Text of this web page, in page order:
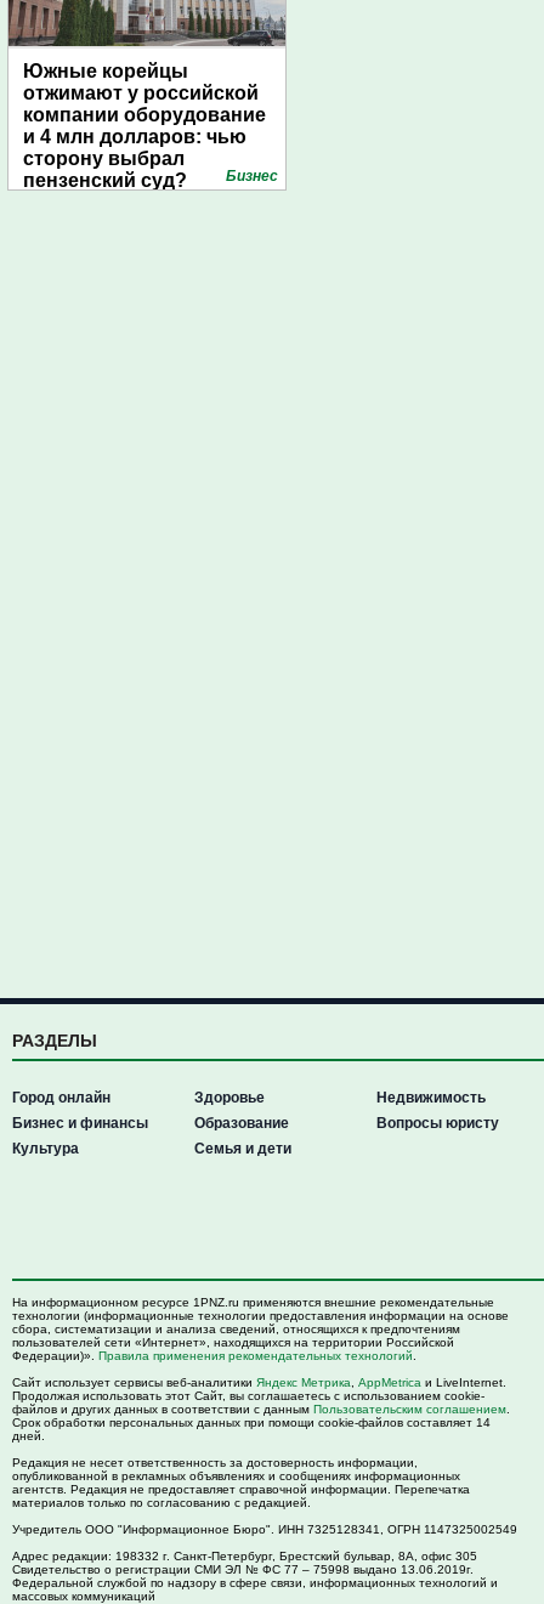
Южные корейцы
отжимают у российской
компании оборудование
и 4 млн долларов: чью
сторону выбрал
пензенский суд?
Бизнес
РАЗДЕЛЫ
Город онлайн
Бизнес и финансы
Культура
Здоровье
Образование
Семья и дети
Недвижимость
Вопросы юристу
На информационном ресурсе 1PNZ.ru применяются внешние рекомендательные
технологии (информационные технологии предоставления информации на основе
сбора, систематизации и анализа сведений, относящихся к предпочтениям
пользователей сети «Интернет», находящихся на территории Российской
Федерации)». Правила применения рекомендательных технологий
Сайт использует сервисы веб-аналитики Яндекс Метрика AppMetrica и LiveInternet.
Продолжая использовать этот Сайт, вы соглашаетесь с использованием cookie-
файлов и других данных в соответствии с данным Пользовательским соглашением
Срок обработки персональных данных при помощи cookie-файлов составляет 14
дней.
Редакция не несет ответственность за достоверность информации,
опубликованной в рекламных объявлениях и сообщениях информационных
агентств. Редакция не предоставляет справочной информации. Перепечатка
материалов только по согласованию с редакцией.
Учредитель ООО "Информационное Бюро". ИНН 7325128341, ОГРН 1147325002549
Адрес редакции: 198332 г. Санкт-Петербург, Брестский бульвар, 8А, офис 305
Свидетельство о регистрации СМИ ЭЛ № ФС 77 – 75998 выдано 13.06.2019г.
Федеральной службой по надзору в сфере связи, информационных технологий и
массовых коммуникаций